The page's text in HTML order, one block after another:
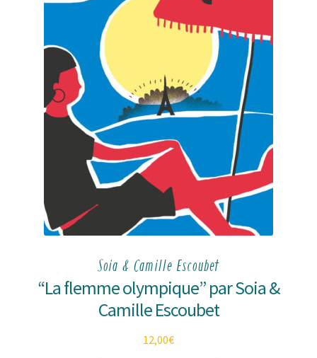
Soia & Camille Escoubet
“La flemme olympique” par Soia &
Camille Escoubet
12,00€